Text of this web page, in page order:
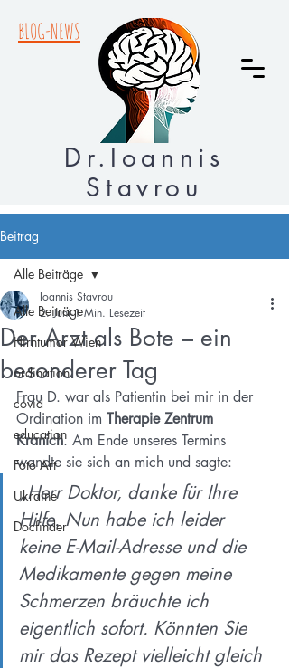
BLOG-NEWS
Dr.Ioannis
Stavrou
Beitrag
Alle Beiträge
Hirntumor Wien
ordination
covid
education
Foto Art
Ukraine
Docfinder
Alle Beiträge
Der Arzt als Bote – ein
besonderer Tag
Ioannis Stavrou
2. Juni 1 Min. Lesezeit
Frau D. war als Patientin bei mir in der
Ordination im Therapie Zentrum
Kranich. Am Ende unseres Termins
wandte sie sich an mich und sagte:
„Herr Doktor, danke für Ihre
Hilfe. Nun habe ich leider
keine E-Mail-Adresse und die
Medikamente gegen meine
Schmerzen bräuchte ich
eigentlich sofort. Könnten Sie
mir das Rezept vielleicht gleich